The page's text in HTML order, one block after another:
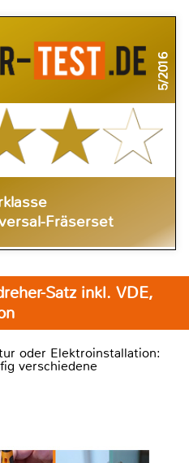
5/2016
Fräserset
Satz inkl. VDE,
oder Elektroinstallation:
verschiedene